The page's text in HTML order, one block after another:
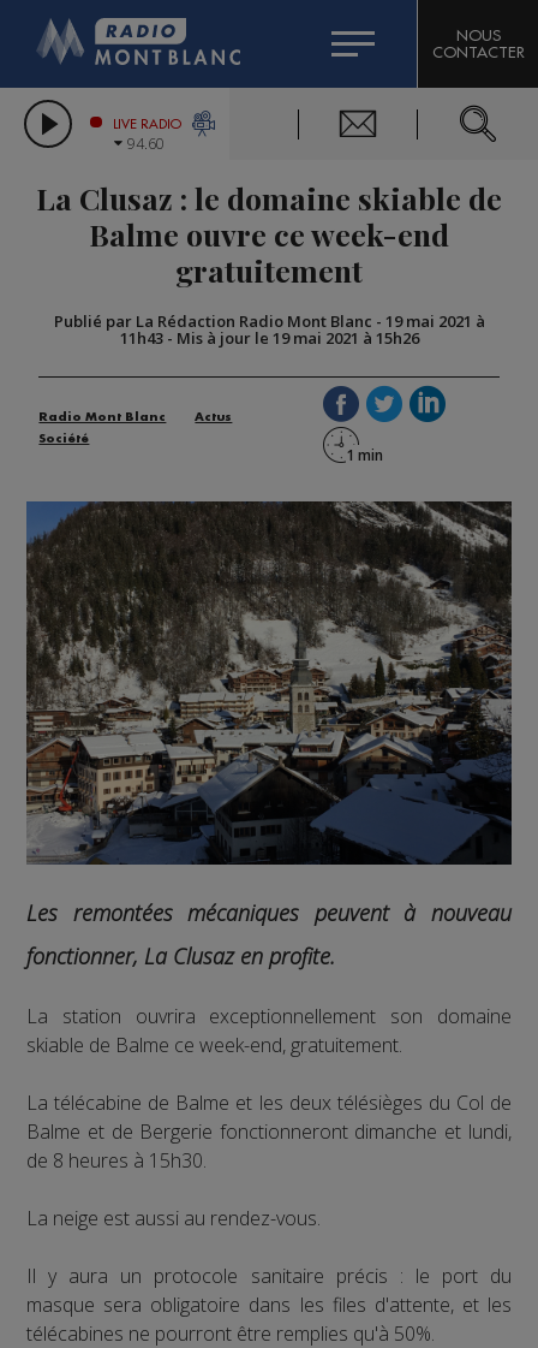
LES CHRONIQUES DE L'EXPERT
CITIZEN MACHINERY
GRAND MASSIF DOMAINES SKIABLES
BIGARD
COMPAGNIE DU MONT-BLANC
NOUS
CONTACTER
LIVE RADIO
94.60
La Clusaz : le domaine skiable de
Balme ouvre ce week-end
gratuitement
Publié par La Rédaction Radio Mont Blanc - 19 mai 2021 à
11h43- Mis à jour le 19 mai 2021 à 15h26
Radio Mont Blanc
Actus
Société
Les remontées mécaniques peuvent à nouveau
fonctionner, La Clusaz en profite.
La station ouvrira exceptionnellement son domaine
skiable de Balme ce week-end, gratuitement.
La télécabine de Balme et les deux télésièges du Col de
Balme et de Bergerie fonctionneront dimanche et lundi,
de 8 heures à 15h30.
La neige est aussi au rendez-vous.
Il y aura un protocole sanitaire précis : le port du
masque sera obligatoire dans les files d'attente, et les
télécabines ne pourront être remplies qu'à 50%.